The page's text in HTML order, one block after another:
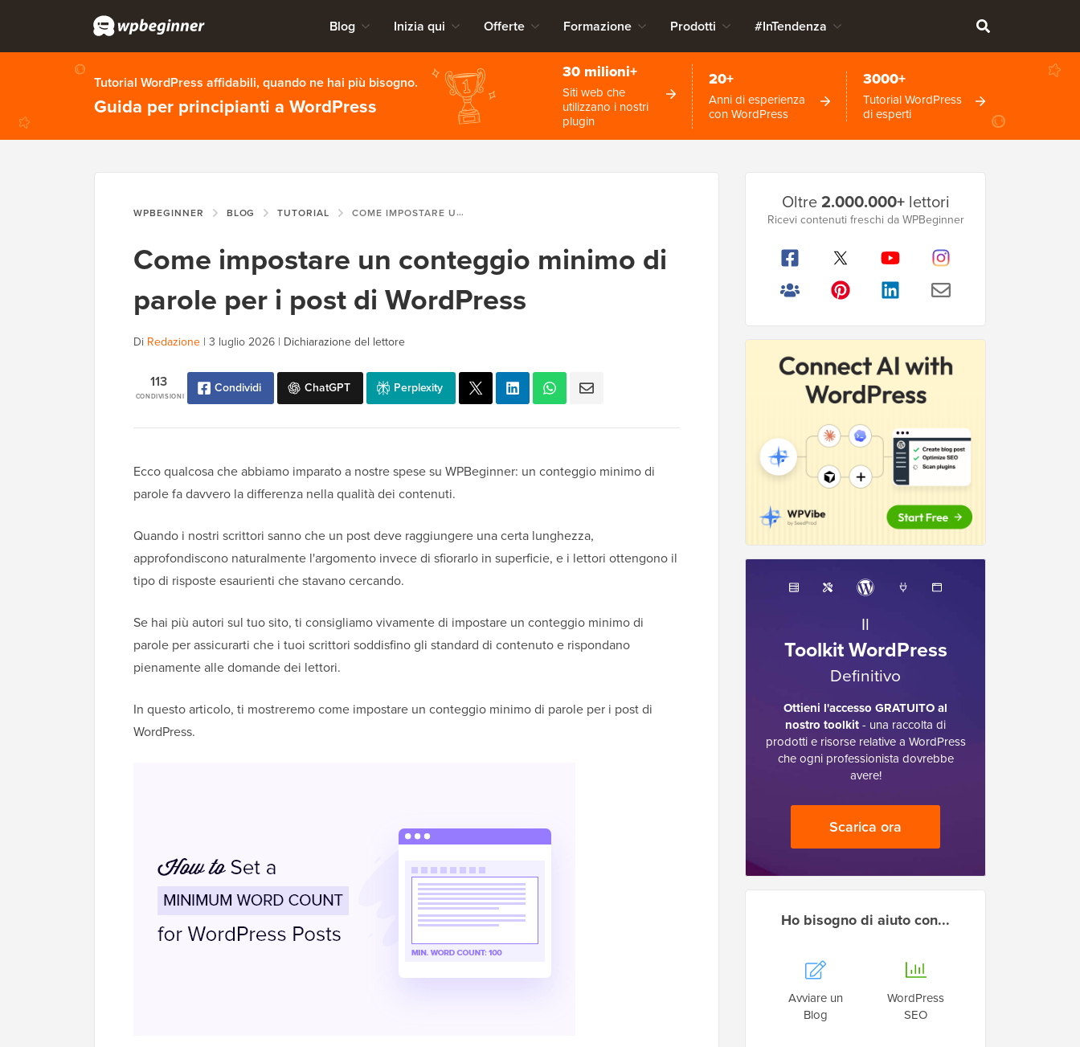
Blog Inizia qui Offerte Formazione Prodotti #InTendenza
Tutorial WordPress affidabili, quando ne hai più bisogno.
Guida per principianti a WordPress
30 milioni+
Siti web che
utilizzano i nostri
plugin
20+
Anni di esperienza
con WordPress
3000+
Tutorial WordPress
di esperti
WPBEGINNER BLOG TUTORIAL COME IMPOSTARE UN CONTEGGIO MINIMO DI PAROLE PER I POST DI WORDPRESS
Come impostare un conteggio minimo di
parole per i post di WordPress
Di Redazione | 3 luglio 2026 | Dichiarazione del lettore
CONDIVISIONI
113 Condividi ChatGPT Perplexity
Ecco qualcosa che abbiamo imparato a nostre spese su WPBeginner: un conteggio minimo di
parole fa davvero la differenza nella qualità dei contenuti.
Quando i nostri scrittori sanno che un post deve raggiungere una certa lunghezza,
approfondiscono naturalmente l'argomento invece di sfiorarlo in superficie, e i lettori ottengono il
tipo di risposte esaurienti che stavano cercando.
Se hai più autori sul tuo sito, ti consigliamo vivamente di impostare un conteggio minimo di
parole per assicurarti che i tuoi scrittori soddisfino gli standard di contenuto e rispondano
pienamente alle domande dei lettori.
In questo articolo, ti mostreremo come impostare un conteggio minimo di parole per i post di
WordPress.
laterale
principale
Oltre2.000.000+lettori
Ricevi contenuti freschi da WPBeginner
Il
Toolkit WordPress
Definitivo
Ottieni l'accesso GRATUITO al
nostro toolkit- una raccolta di
prodotti e risorse relative a WordPress
che ogni professionista dovrebbe
avere!
Scarica ora
Ho bisogno di aiuto con...
Avviare un
Blog
WordPress
SEO